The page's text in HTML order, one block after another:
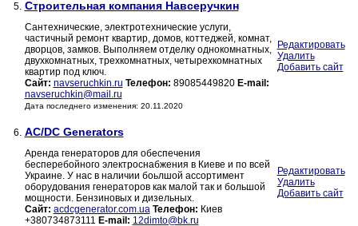
5. Строительная компания Навсеручкин
Сантехнические, электротехнические услуги,
частичный ремонт квартир, домов, коттеджей, комнат,
дворцов, замков. Выполняем отделку однокомнатных,
двухкомнатных, трехкомнатных, четырехкомнатных
квартир под ключ.
Сайт: navseruchkin.ru Телефон: 89085449820 E-mail:
navseruchkin@mail.ru
Дата последнего изменения: 20.11.2020
Редактировать
Удалить
Добавить сайт
6. AC/DC Generators
Аренда генераторов для обеспечения
бесперебойного электроснабжения в Киеве и по всей
Украине. У нас в наличии боьлшой ассортимент
оборудования генераторов как малой так и большой
мощности. Бензиновых и дизельных.
Сайт: acdcgenerator.com.ua Телефон: Киев
+380734873111 E-mail: 12dimto@bk.ru
Редактировать
Удалить
Добавить сайт